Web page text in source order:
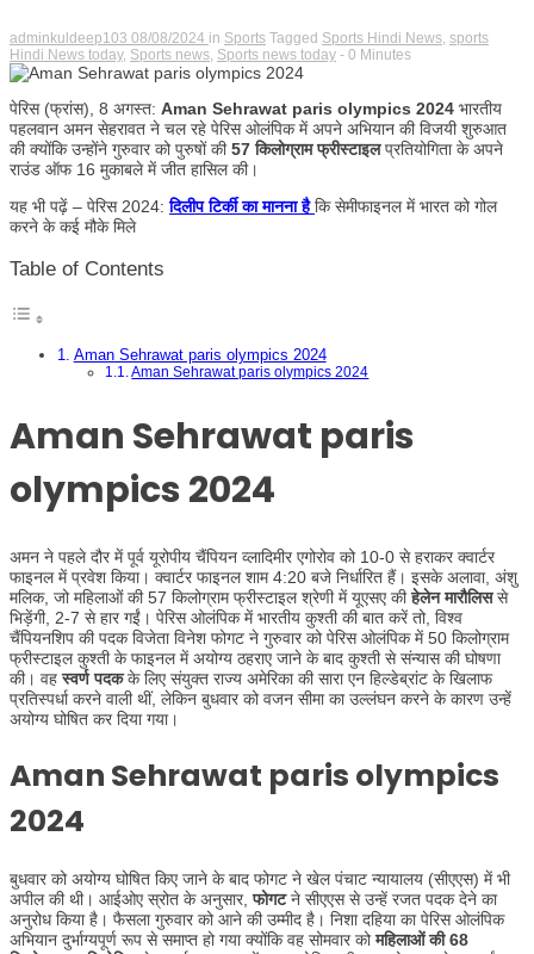
adminkuldeep103 08/08/2024 in Sports Tagged Sports Hindi News, sports
Hindi News today, Sports news, Sports news today - 0 Minutes
पेरिस (फ्रांस), 8 अगस्त: Aman Sehrawat paris olympics 2024 भारतीय
पहलवान अमन सेहरावत ने चल रहे पेरिस ओलंपिक में अपने अभियान की विजयी शुरुआत
की क्योंकि उन्होंने गुरुवार को पुरुषों की57 किलोग्राम फ्रीस्टाइलप्रतियोगिता के अपने
राउंड ऑफ 16 मुकाबले में जीत हासिल की।
यह भी पढ़ें – पेरिस 2024:दिलीप टिर्की का मानना ​​है कि सेमीफाइनल में भारत को गोल
करने के कई मौके मिले
Table of Contents
Aman Sehrawat paris olympics 2024
Aman Sehrawat paris olympics 2024
Aman Sehrawat paris
olympics 2024
​​अमन ने पहले दौर में पूर्व यूरोपीय चैंपियन व्लादिमीर एगोरोव को 10-0 से हराकर क्वार्टर
फाइनल में प्रवेश किया। क्वार्टर फाइनल शाम 4:20 बजे निर्धारित हैं। इसके अलावा, अंशु
मलिक, जो महिलाओं की 57 किलोग्राम फ्रीस्टाइल श्रेणी में यूएसए कीहेलेन मारौलिससे
भिड़ेंगी, 2-7 से हार गईं। पेरिस ओलंपिक में भारतीय कुश्ती की बात करें तो, विश्व
चैंपियनशिप की पदक विजेता विनेश फोगट ने गुरुवार को पेरिस ओलंपिक में 50 किलोग्राम
फ्रीस्टाइल कुश्ती के फाइनल में अयोग्य ठहराए जाने के बाद कुश्ती से संन्यास की घोषणा
की। वहस्वर्ण पदकके लिए संयुक्त राज्य अमेरिका की सारा एन हिल्डेब्रांट के खिलाफ
प्रतिस्पर्धा करने वाली थीं, लेकिन बुधवार को वजन सीमा का उल्लंघन करने के कारण उन्हें
अयोग्य घोषित कर दिया गया।
Aman Sehrawat paris olympics
2024
बुधवार को अयोग्य घोषित किए जाने के बाद फोगट ने खेल पंचाट न्यायालय (सीएएस) में भी
अपील की थी। आईओए स्रोत के अनुसार,फोगटने सीएएस से उन्हें रजत पदक देने का
अनुरोध किया है। फैसला गुरुवार को आने की उम्मीद है। निशा दहिया का पेरिस ओलंपिक
अभियान दुर्भाग्यपूर्ण रूप से समाप्त हो गया क्योंकि वह सोमवार कोमहिलाओं की 68